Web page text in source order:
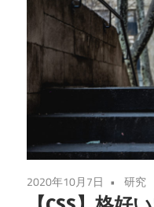
2020年10月7日 研究